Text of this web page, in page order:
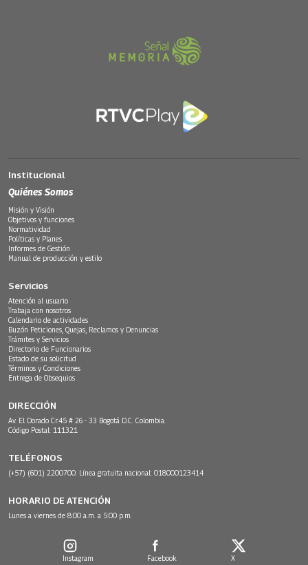
Institucional
Quiénes Somos
Misión y Visión
Objetivos y funciones
Normatividad
Políticas y Planes
Informes de Gestión
Manual de producción y estilo
Servicios
Atención al usuario
Trabaja con nosotros
Calendario de actividades
Buzón Peticiones, Quejas, Reclamos y Denuncias
Trámites y Servicios
Directorio de Funcionarios
Estado de su solicitud
Términos y Condiciones
Entrega de Obsequios
DIRECCIÓN
Av. El Dorado Cr.45 # 26 - 33 Bogotá D.C. Colombia.
Código Postal: 111321
TELÉFONOS
(+57) (601) 2200700. Línea gratuita nacional: 018000123414
HORARIO DE ATENCIÓN
Lunes a viernes de 8:00 a.m. a 5:00 p.m.
Instagram Facebook X